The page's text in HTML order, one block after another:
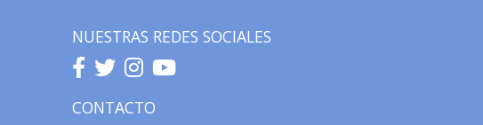
NUESTRAS REDES SOCIALES
CONTACTO